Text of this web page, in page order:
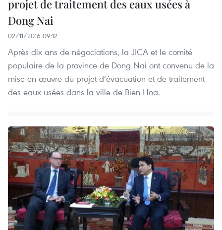
projet de traitement des eaux usées à
Dong Nai
02/11/2016 09:12
Après dix ans de négociations, la JICA et le comité
populaire de la province de Dong Nai ont convenu de la
mise en œuvre du projet d’évacuation et de traitement
des eaux usées dans la ville de Bien Hoa.